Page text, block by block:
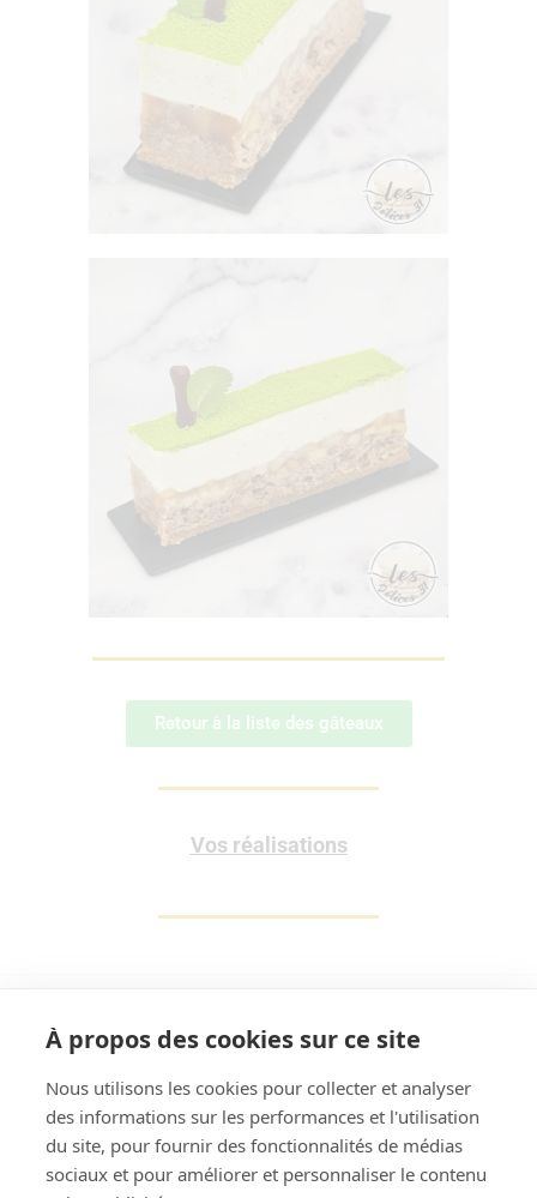
Retour à la liste des gâteaux
Vos réalisations
Rechercher
À propos des cookies sur ce site
Nous utilisons les cookies pour collecter et analyser
des informations sur les performances et l'utilisation
du site, pour fournir des fonctionnalités de médias
sociaux et pour améliorer et personnaliser le contenu